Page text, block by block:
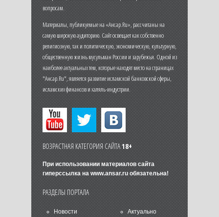
вопросам.
Материалы, публикуемые на «Ансар.Ru», рассчитаны на
самую широкую аудиторию. Сайт освещает как собственно
религиозную, так и политическую, экономическую, культурную,
общественную жизнь мусульман России и зарубежья. Одной из
наиболее актуальных тем, которые находят место на страницах
"Ансар.Ru", является развитие исламской банковской сферы,
исламских финансов и халяль-индустрии.
ВОЗРАСТНАЯ КАТЕГОРИЯ САЙТА18+
При использовании материалов сайта
гиперссылка на www.ansar.ruобязательна!
РАЗДЕЛЫ ПОРТАЛА
Новости Актуально